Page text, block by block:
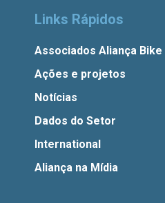
Links Rápidos
Associados Aliança Bike
Ações e projetos
Notícias
Dados do Setor
International
Aliança na Mídia